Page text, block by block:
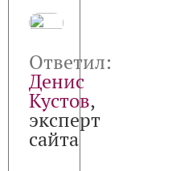
Ответил:
Денис
Кустов,
эксперт
сайта